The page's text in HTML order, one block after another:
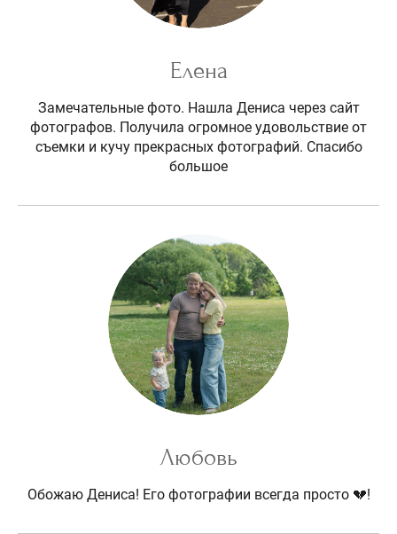
Елена
Замечательные фото. Нашла Дениса через сайт
фотографов. Получила огромное удовольствие от
съемки и кучу прекрасных фотографий. Спасибо
большое
Любовь
Обожаю Дениса! Его фотографии всегда просто 💔!